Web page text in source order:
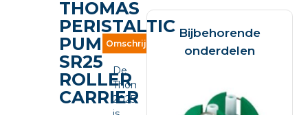
THOMAS
PERISTALTIC
PUMP
SR25
ROLLER
CARRIER
Omschrijving
De
Thomas
20250009
Bijbehorende
onderdelen